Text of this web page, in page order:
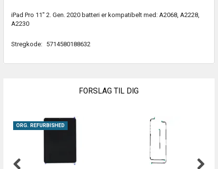
iPad Pro 11" 2. Gen. 2020 batteri er kompatibelt med: A2068, A2228,
A2230
Stregkode: 5714580188632
FORSLAG TIL DIG
ORG. REFURBISHED